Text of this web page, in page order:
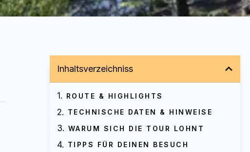
Inhaltsverzeichniss
ROUTE & HIGHLIGHTS
TECHNISCHE DATEN & HINWEISE
WARUM SICH DIE TOUR LOHNT
TIPPS FÜR DEINEN BESUCH